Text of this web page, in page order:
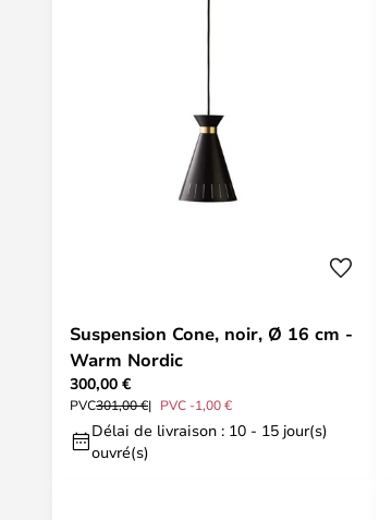
Suspension Cone, noir, Ø 16 cm -
Warm Nordic
300,00 €
PVC301,00 € PVC -1,00 €
Délai de livraison : 10 - 15 jour(s)
ouvré(s)